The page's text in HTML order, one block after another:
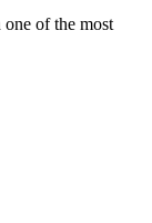
of the most